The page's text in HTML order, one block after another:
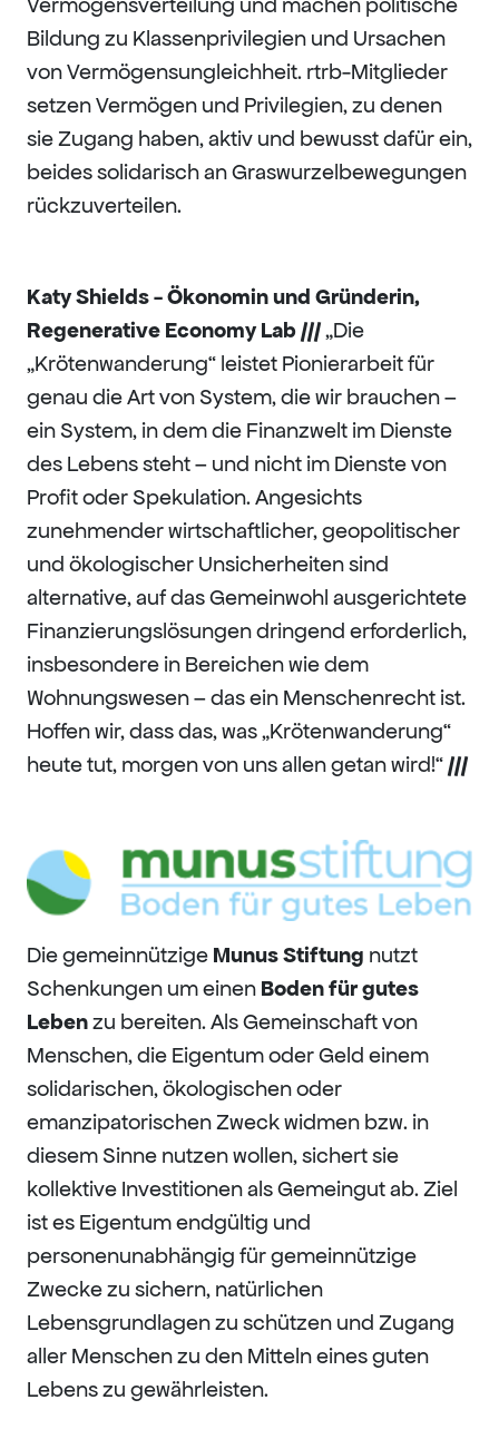
Bildung zu Klassenprivilegien und Ursachen
von Vermögensungleichheit. rtrb-Mitglieder
setzen Vermögen und Privilegien, zu denen
sie Zugang haben, aktiv und bewusst dafür ein,
beides solidarisch an Graswurzelbewegungen
rückzuverteilen.
Katy Shields - Ökonomin und Gründerin,
Regenerative Economy Lab ///„Die
„Krötenwanderung“ leistet Pionierarbeit für
genau die Art von System, die wir brauchen –
ein System, in dem die Finanzwelt im Dienste
des Lebens steht – und nicht im Dienste von
Profit oder Spekulation. Angesichts
zunehmender wirtschaftlicher, geopolitischer
und ökologischer Unsicherheiten sind
alternative, auf das Gemeinwohl ausgerichtete
Finanzierungslösungen dringend erforderlich,
insbesondere in Bereichen wie dem
Wohnungswesen – das ein Menschenrecht ist.
Hoffen wir, dass das, was „Krötenwanderung“
heute tut, morgen von uns allen getan wird!“///
Die gemeinnützige Munus Stiftung nutzt
Schenkungen um einen Boden für gutes
Lebenzu bereiten. Als Gemeinschaft von
Menschen, die Eigentum oder Geld einem
solidarischen, ökologischen oder
emanzipatorischen Zweck widmen bzw. in
diesem Sinne nutzen wollen, sichert sie
kollektive Investitionen als Gemeingut ab. Ziel
ist es Eigentum endgültig und
personenunabhängig für gemeinnützige
Zwecke zu sichern, natürlichen
Lebensgrundlagen zu schützen und Zugang
aller Menschen zu den Mitteln eines guten
Lebens zu gewährleisten.